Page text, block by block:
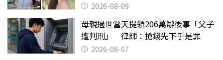
2026-08-09
母親過世當天提領206萬辦後事「父子
遭判刑」 律師：搶錢先下手是罪
2026-08-07